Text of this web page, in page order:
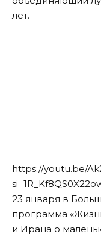
лет.
https://youtu.be/
23 января в
программа
и Ирана о